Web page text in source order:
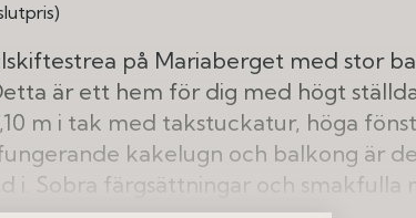
på Mariaberget med stor
är ett hem för dig med högt
m i tak med takstuckatur, höga
kakelugn och balkong är
i. Sobra färgsättningar och smakfulla